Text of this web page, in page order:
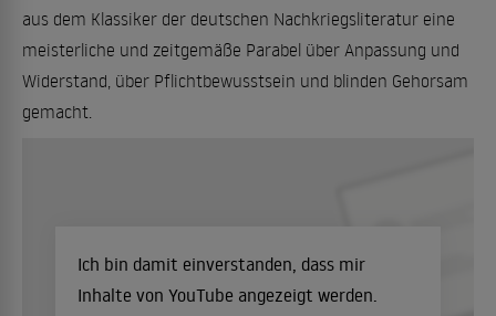
aus dem Klassiker der deutschen Nachkriegsliteratur eine
meisterliche und zeitgemäße Parabel über Anpassung und
Widerstand, über Pflichtbewusstsein und blinden Gehorsam
gemacht.
Ich bin damit einverstanden, dass mir
Inhalte von YouTube angezeigt werden.